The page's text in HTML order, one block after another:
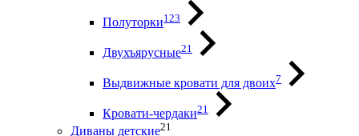
Полуторки123
Двухъярусные21
Выдвижные кровати для двоих7
Кровати-чердаки21
Диваны детские21